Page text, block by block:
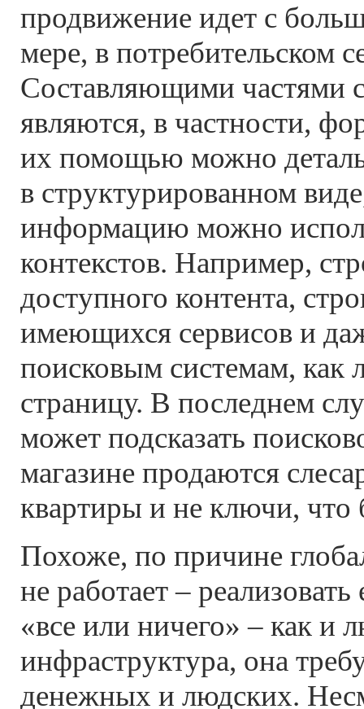
продвижение идет с
мере, в потребительском
Составляющими частями
являются, в частности,
их помощью можно
в структурированном
информацию можно
контекстов. Например,
доступного контента,
имеющихся сервисов и
поисковым системам, как
страницу. В последнем
может подсказать
магазине продаются
квартиры и не ключи, что
Похоже, по причине
не работает –
«все или ничего» – как и
инфраструктура, она
денежных и людских.